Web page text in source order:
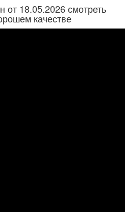
18.05.2026 смотреть
качестве